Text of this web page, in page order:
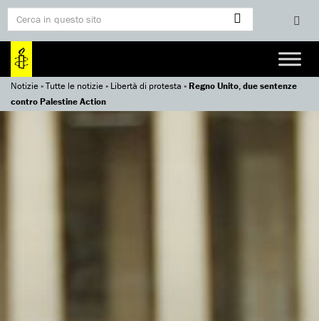
Notizie»Tutte le notizie» Libertà di protesta »Regno Unito, due sentenze
contro Palestine Action